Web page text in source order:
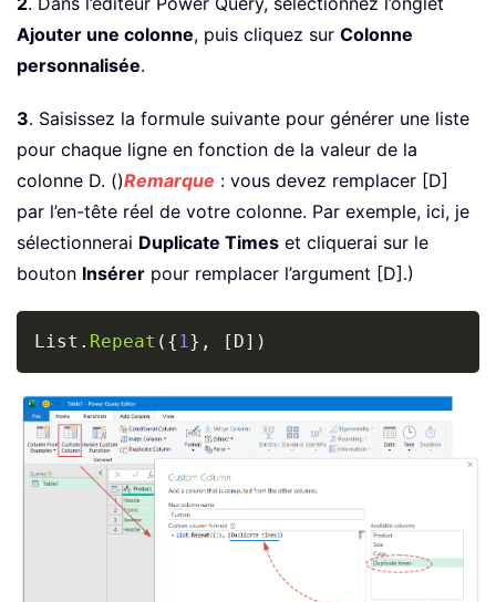
Ajouter une colonne, puis cliquez sur Colonne
personnalisée.
3. Saisissez la formule suivante pour générer une liste
pour chaque ligne en fonction de la valeur de la
colonne D. ()Remarque : vous devez remplacer [D]
par l’en-tête réel de votre colonne. Par exemple, ici, je
sélectionnerai Duplicate Times et cliquerai sur le
bouton Insérer pour remplacer l’argument [D].)
List. Repeat ( { 1} , [ D] )